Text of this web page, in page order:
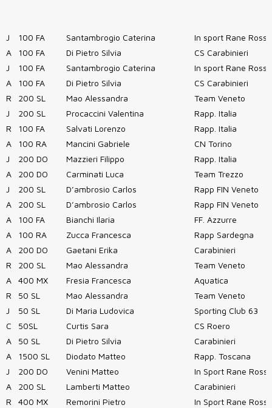
J 100 FA Santambrogio Caterina
In sport Rane Rosse
A
100 FA Di Pietro Silvia
CS Carabinieri
J
100 FA Santambrogio Caterina
In sport Rane Rosse
A
100 FA Di Pietro Silvia
CS Carabinieri
R
200 SL Mao Alessandra
Team Veneto
J
200 SL Procaccini Valentina
Rapp. Italia
R
100 FA Salvati Lorenzo
Rapp. Italia
A
100 RA Mancini Gabriele
CN Torino
J
200 DO Mazzieri Filippo
Rapp. Italia
A
200 DO Carminati Luca
Team Trezzo
J
200 SL D’ambrosio Carlos
Rapp FIN Veneto
A
200 SL D’ambrosio Carlos
Rapp FIN Veneto
A
100 FA Bianchi Ilaria
FF. Azzurre
A
100 RA Zucca Francesca
Rapp Sardegna
A
200 DO Gaetani Erika
Carabinieri
R
200 SL Mao Alessandra
Team Veneto
A
400 MX Fresia Francesca
Aquatica
R
50 SL Mao Alessandra
Team Veneto
J
50 SL Di Maria Ludovica
Sporting Club 63
C
50SL Curtis Sara
CS Roero
A
50 SL Di Pietro Silvia
Carabinieri
A
1500 SL Diodato Matteo
Rapp. Toscana
J
200 DO Venini Matteo
In Sport Rane Rosse
A
200 SL Lamberti Matteo
Carabinieri
R
400 MX Remorini Pietro
In Sport Rane Rosse